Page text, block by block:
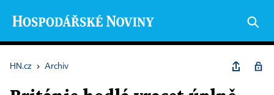
HN.cz › Archiv